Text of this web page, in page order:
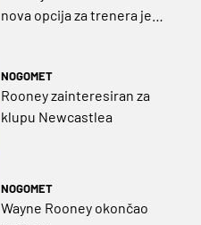
nova opcija za trenera je
NOGOMET
Rooney zainteresiran za
klupu Newcastlea
NOGOMET
Wayne Rooney okončao